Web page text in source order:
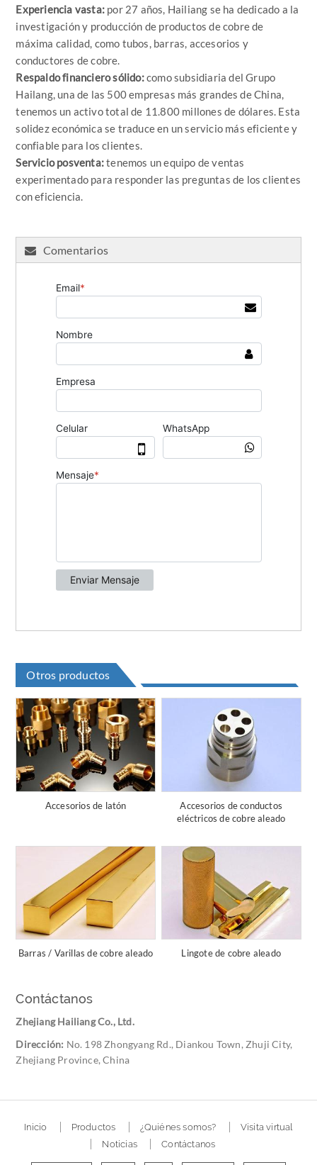
Experiencia vasta: por 27 años, Hailiang se ha dedicado a la
investigación y producción de productos de cobre de
máxima calidad, como tubos, barras, accesorios y
conductores de cobre.
Respaldo financiero sólido:como subsidiaria del Grupo
Hailang, una de las 500 empresas más grandes de China,
tenemos un activo total de 11.800 millones de dólares. Esta
solidez económica se traduce en un servicio más eficiente y
confiable para los clientes.
Servicio posventa:tenemos un equipo de ventas
experimentado para responder las preguntas de los clientes
con eficiencia.
Comentarios
Otros productos
Accesorios de latón
Accesorios de conductos
eléctricos de cobre aleado
Barras / Varillas de cobre aleado Lingote de cobre aleado
Contáctanos
Zhejiang Hailiang Co., Ltd.
Dirección: No. 198 Zhongyang Rd., Diankou Town, Zhuji City,
Zhejiang Province, China
Inicio Productos ¿Quiénes somos?
Visita virtual
Noticias
Contáctanos